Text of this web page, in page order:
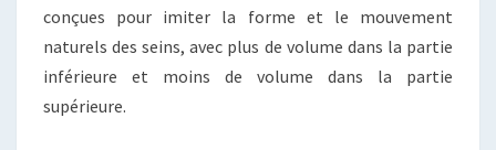
conçues pour imiter la forme et le mouvement
naturels des seins, avec plus de volume dans la partie
inférieure et moins de volume dans la partie
supérieure.